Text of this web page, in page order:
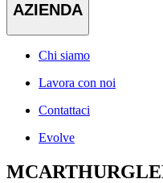
AZIENDA
Chi siamo
Lavora con noi
Contattaci
Evolve